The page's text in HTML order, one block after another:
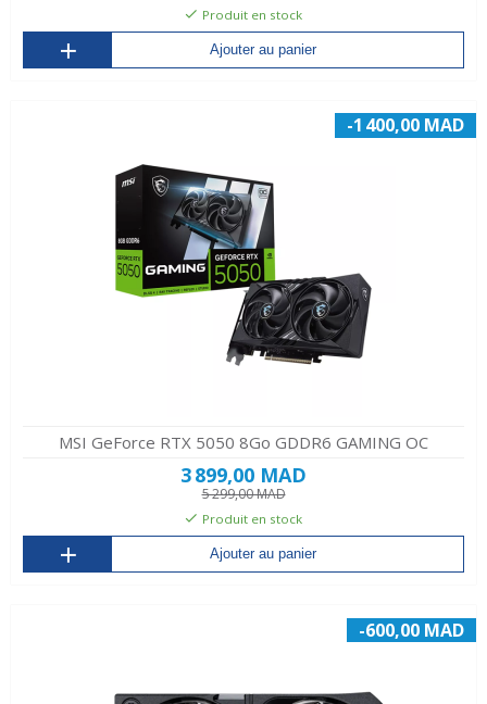
Produit en stock
Ajouter au panier
-1 400,00 MAD
MSI GeForce RTX 5050 8Go GDDR6 GAMING OC
3 899,00 MAD
5 299,00 MAD
Produit en stock
Ajouter au panier
-600,00 MAD